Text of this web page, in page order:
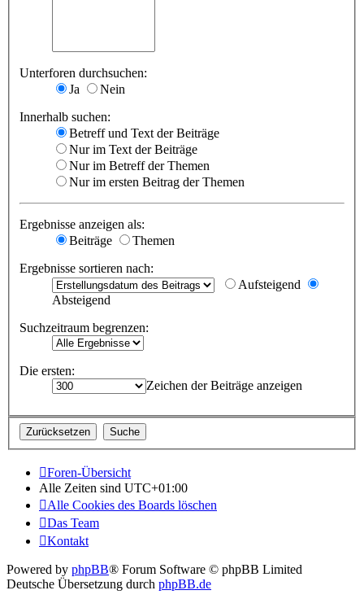
Unterforen durchsuchen:
Ja
Nein
Innerhalb suchen:
Betreff und Text der Beiträge
Nur im Text der Beiträge
Nur im Betreff der Themen
Nur im ersten Beitrag der Themen
Ergebnisse anzeigen als:
Beiträge
Themen
Ergebnisse sortieren nach:
Aufsteigend
Absteigend
Suchzeitraum begrenzen:
Die ersten:
Zeichen der Beiträge anzeigen
Foren-Übersicht
Alle Zeiten sind UTC+01:00
Alle Cookies des Boards löschen
Das Team
Kontakt
Powered by phpBB® Forum Software © phpBB Limited
Deutsche Übersetzung durch phpBB.de